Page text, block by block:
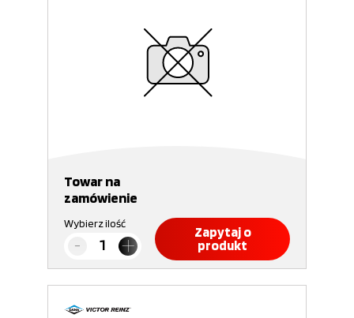
Towar na
zamówienie
Wybierz ilość
Zapytaj o
produkt